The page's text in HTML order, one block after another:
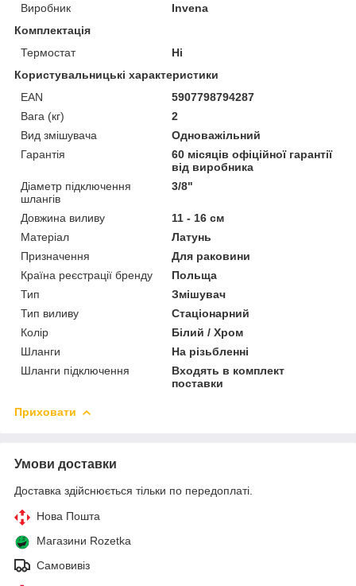
Виробник
Invena
Комплектація
Термостат
Ні
Користувальницькі характеристики
EAN
5907798794287
Вага (кг)
2
Вид змішувача
Одноважільний
Гарантія
60 місяців офіційної гарантії
від виробника
Діаметр підключення
шлангів
3/8"
Довжина виливу
11 - 16 см
Матеріал
Латунь
Призначення
Для раковини
Країна реєстрації бренду
Польща
Тип
Змішувач
Тип виливу
Стаціонарний
Колір
Білий / Хром
Шланги
На різьбленні
Шланги підключення
Входять в комплект
поставки
Приховати
Умови доставки
Доставка здійснюється тільки по передоплаті.
Нова Пошта
Магазини Rozetka
Самовивіз